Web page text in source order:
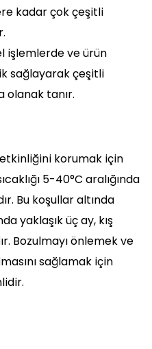
kadar çok çeşitli
işlemlerde ve ürün
sağlayarak çeşitli
olanak tanır.
korumak için
5-40°C aralığında
Bu koşullar altında
yaklaşık üç ay, kış
Bozulmayı önlemek ve
sağlamak için